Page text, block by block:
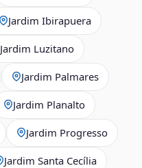
Jardim Ibirapuera
Jardim Luzitano
Jardim Palmares
Jardim Planalto
Jardim Progresso
Jardim Santa Cecília